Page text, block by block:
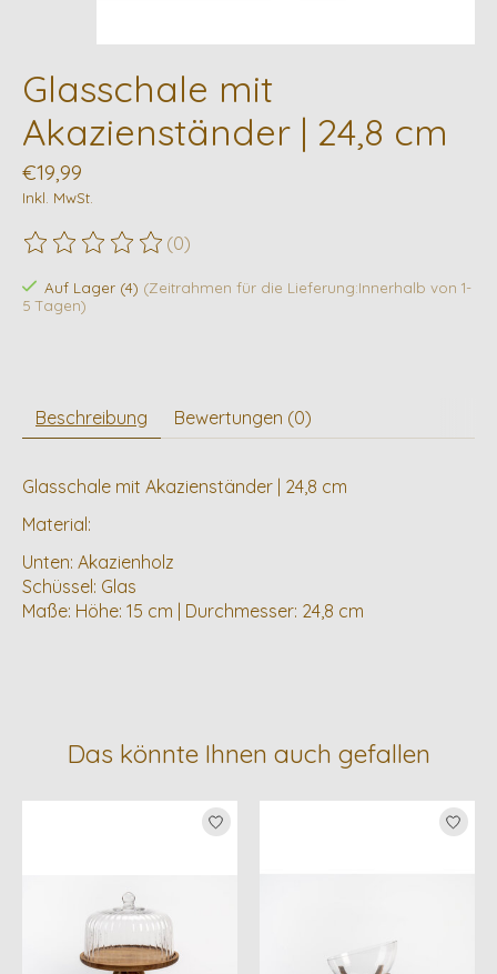
Glasschale mit
Akazienständer | 24,8 cm
€19,99
Inkl. MwSt.
Die Bewertung dieses Produkts ist
(0)
Auf Lager (4) (Zeitrahmen für die Lieferung:Innerhalb von 1-
5 Tagen)
Beschreibung Bewertungen (0)
Glasschale mit Akazienständer | 24,8 cm
Material:
Unten: Akazienholz
Schüssel: Glas
Maße: Höhe: 15 cm | Durchmesser: 24,8 cm
Das könnte Ihnen auch gefallen
Produkt-Karussell-Artikel